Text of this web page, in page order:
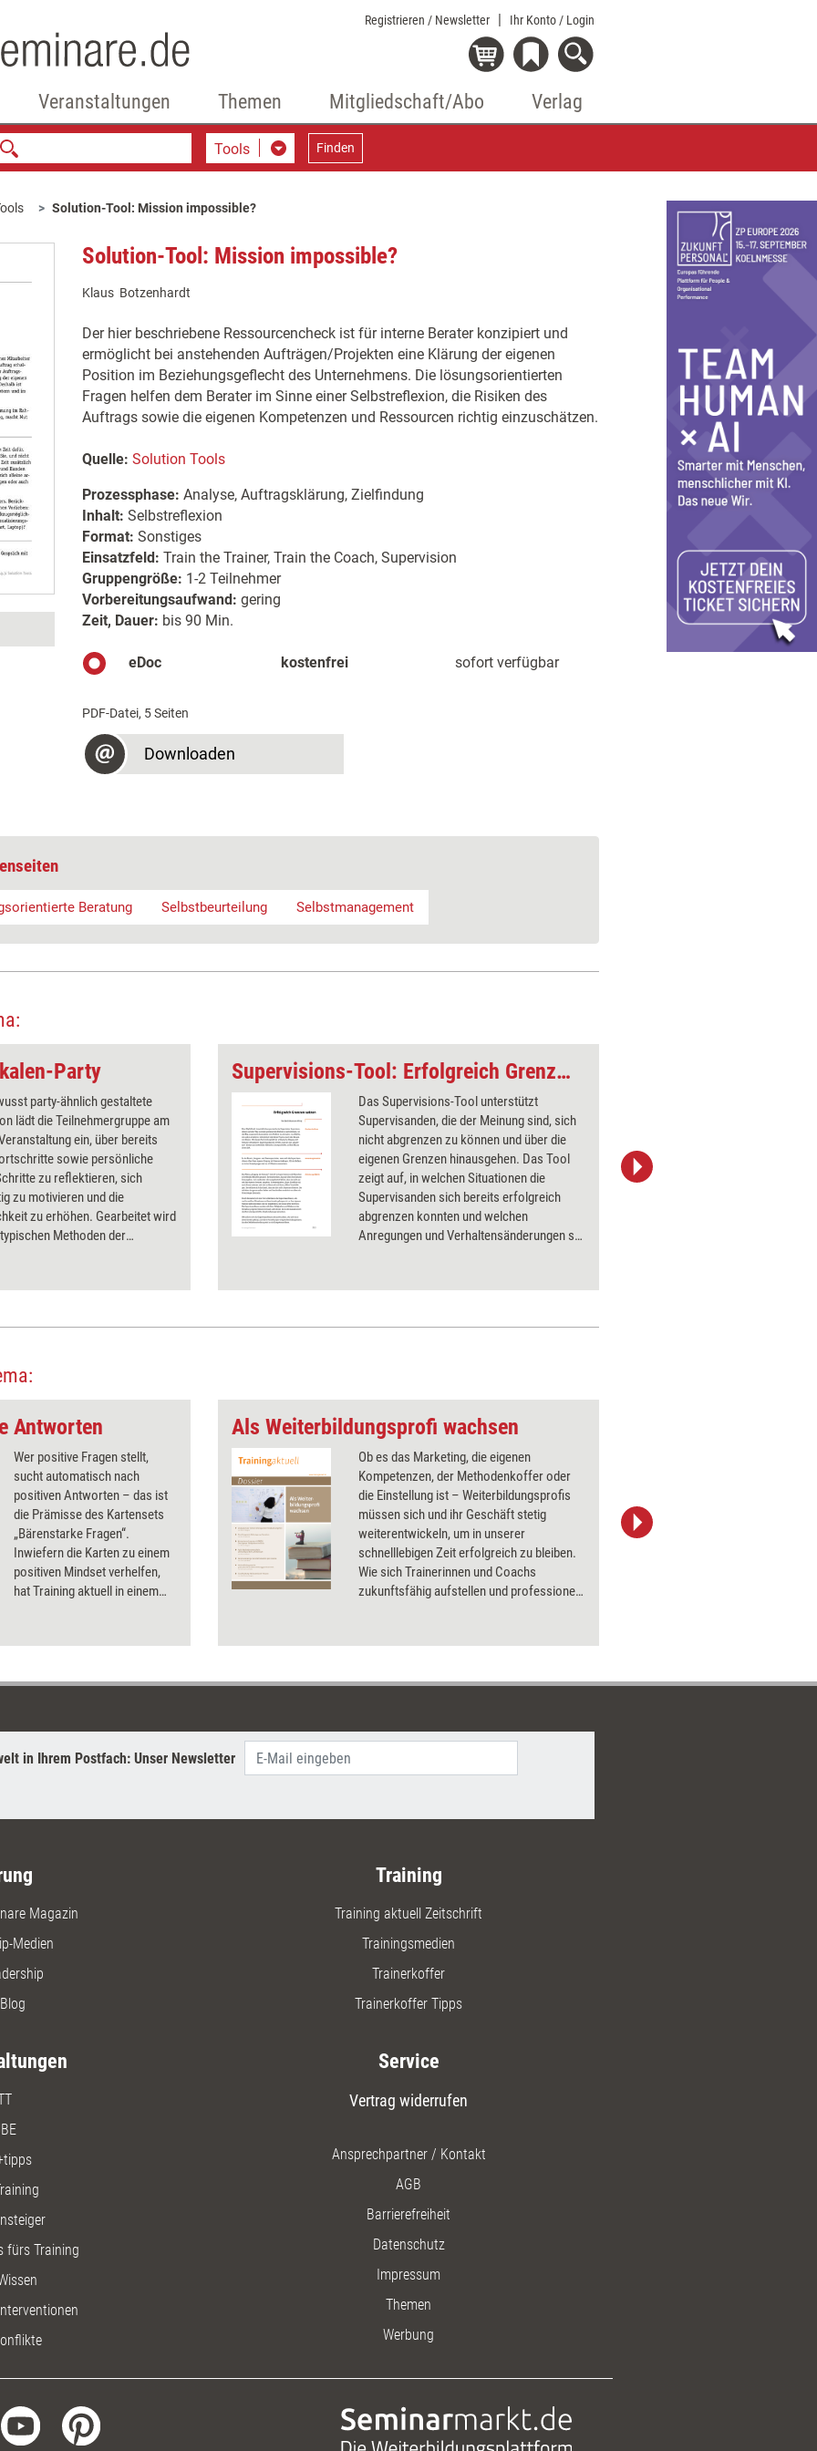
Registrieren / Newsletter Ihr Konto / Login
Veranstaltungen Themen Mitgliedschaft/Abo Verlag
Tools Finden
Solution-Tool: Mission impossible?
Solution-Tool: Mission impossible?
Klaus Botzenhardt
Der hier beschriebene Ressourcencheck ist für interne Berater konzipiert und
ermöglicht bei anstehenden Aufträgen/Projekten eine Klärung der eigenen
Position im Beziehungsgeflecht des Unternehmens. Die lösungsorientierten
Fragen helfen dem Berater im Sinne einer Selbstreflexion, die Risiken des
Auftrags sowie die eigenen Kompetenzen und Ressourcen richtig einzuschätzen.
Quelle: Solution Tools
Prozessphase: Analyse, Auftragsklärung, Zielfindung
Inhalt: Selbstreflexion
Format: Sonstiges
Einsatzfeld: Train the Trainer, Train the Coach, Supervision
Gruppengröße: 1-2 Teilnehmer
Vorbereitungsaufwand: gering
Zeit, Dauer: bis 90 Min.
eDoc kostenfrei sofort verfügbar
PDF-Datei, 5 Seiten
Downloaden
Beratung Selbstbeurteilung Selbstmanagement
Party
party-ähnlich gestaltete
lädt die Teilnehmergruppe am
ein, über bereits
sowie persönliche
zu reflektieren, sich
zu motivieren und die
zu erhöhen. Gearbeitet wird
Methoden der
Supervisions-Tool: Erfolgreich Grenzen setzen
Das Supervisions-Tool unterstützt
Supervisanden, die der Meinung sind, sich
nicht abgrenzen zu können und über die
eigenen Grenzen hinausgehen. Das Tool
zeigt auf, in welchen Situationen die
Supervisanden sich bereits erfolgreich
abgrenzen konnten und welchen
Anregungen und Verhaltensänderungen sie
Teamsupervision geeignet.
Antworten
Wer positive Fragen stellt,
sucht automatisch nach
positiven Antworten – das ist
die Prämisse des Kartensets
„Bärenstarke Fragen“.
Inwiefern die Karten zu einem
positiven Mindset verhelfen,
hat Training aktuell in einem
Als Weiterbildungsprofi wachsen
Ob es das Marketing, die eigenen
Kompetenzen, der Methodenkoffer oder
die Einstellung ist – Weiterbildungsprofis
müssen sich und ihr Geschäft stetig
weiterentwickeln, um in unserer
schnelllebigen Zeit erfolgreich zu bleiben.
Wie sich Trainerinnen und Coachs
zukunftsfähig aufstellen und professionell
in Ihrem Postfach: Unser Newsletter
Magazin
Medien
Training
Training aktuell Zeitschrift
Trainingsmedien
Trainerkoffer
Trainerkoffer Tipps
fürs Training
Service
Vertrag widerrufen
Ansprechpartner / Kontakt
AGB
Barrierefreiheit
Datenschutz
Impressum
Themen
Werbung